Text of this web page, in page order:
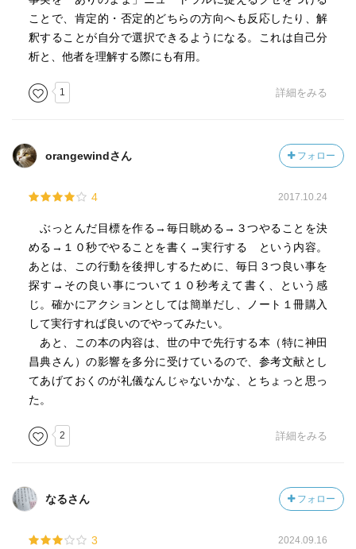
ことで、肯定的・否定的どちらの方向へも反応したり、解
釈することが自分で選択できるようになる。これは自己分
析と、他者を理解する際にも有用。
1 詳細をみる
orangewindさん フォロー
4 2017.10.24
ぶっとんだ目標を作る→毎日眺める→３つやることを決
める→１０秒でやることを書く→実行する という内容。
あとは、この行動を後押しするために、毎日３つ良い事を
探す→その良い事について１０秒考えて書く、という感
じ。確かにアクションとしては簡単だし、ノート１冊購入
して実行すれば良いのでやってみたい。
あと、この本の内容は、世の中で先行する本（特に神田
昌典さん）の影響を多分に受けているので、参考文献とし
てあげておくのが礼儀なんじゃないかな、とちょっと思っ
た。
2 詳細をみる
なるさん フォロー
3 2024.09.16